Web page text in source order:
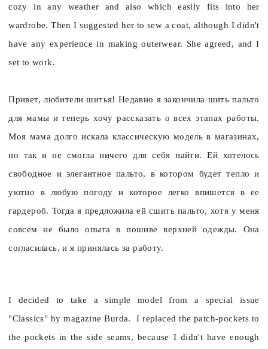
cozy in any weather and also which easily fits into her
wardrobe. Then I suggested her to sew a coat, although I didn't
have any experience in making outerwear. She agreed, and I
set to work.
Привет, любители шитья! Недавно я закончила шить пальто
для мамы и теперь хочу рассказать о всех этапах работы.
Моя мама долго искала классическую модель в магазинах,
но так и не смогла ничего для себя найти. Ей хотелось
свободное и элегантное пальто, в котором будет тепло и
уютно в любую погоду и которое легко впишется в ее
гардероб. Тогда я предложила ей сшить пальто, хотя у меня
совсем не было опыта в пошиве верхней одежды. Она
согласилась, и я принялась за работу.
I decided to take a simple model from a special issue
"Classics" by magazine Burda. I replaced the patch-pockets to
the pockets in the side seams, because I didn't have enough